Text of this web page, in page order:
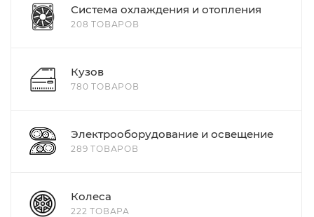
Система охлаждения и отопления
208 ТОВАРОВ
Кузов
780 ТОВАРОВ
Электрооборудование и освещение
289 ТОВАРОВ
Колеса
222 ТОВАРА